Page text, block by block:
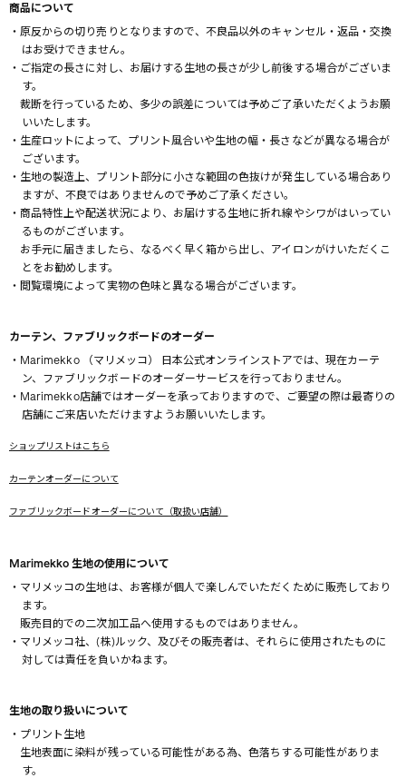
商品について
・原反からの切り売りとなりますので、不良品以外のキャンセル・返品・交換
はお受けできません。
・ご指定の長さに対し、お届けする生地の長さが少し前後する場合がございま
す。
裁断を行っているため、多少の誤差については予めご了承いただくようお願
いいたします。
・生産ロットによって、プリント風合いや生地の幅・長さなどが異なる場合が
ございます。
・生地の製造上、プリント部分に小さな範囲の色抜けが発生している場合あり
ますが、不良ではありませんので予めご了承ください。
・商品特性上や配送状況により、お届けする生地に折れ線やシワがはいってい
るものがございます。
お手元に届きましたら、なるべく早く箱から出し、アイロンがけいただくこ
とをお勧めします。
・閲覧環境によって実物の色味と異なる場合がございます。
カーテン、ファブリックボードのオーダー
・Marimekko （マリメッコ） 日本公式オンラインストアでは、現在カーテ
ン、ファブリックボードのオーダーサービスを行っておりません。
・Marimekko店舗ではオーダーを承っておりますので、ご要望の際は最寄りの
店舗にご来店いただけますようお願いいたします。
ショップリストはこちら
カーテンオーダーについて
ファブリックボードオーダーについて（取扱い店舗）
Marimekko 生地の使用について
・マリメッコの生地は、お客様が個人で楽しんでいただくために販売しており
ます。
販売目的での二次加工品へ使用するものではありません。
・マリメッコ社、(株)ルック、及びその販売者は、それらに使用されたものに
対しては責任を負いかねます。
生地の取り扱いについて
・プリント生地
生地表面に染料が残っている可能性がある為、色落ちする可能性がありま
す。